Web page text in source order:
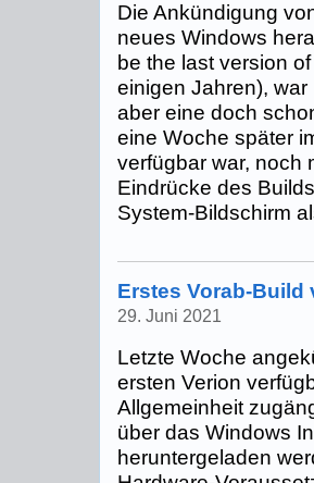
Die Ankündigung
neues Windows
be the last version
einigen Jahren),
aber eine doch
eine Woche später
verfügbar war, noch
Eindrücke des
System-Bildschirm
Erstes Vorab-Build
29. Juni 2021
Letzte Woche
ersten Verion
Allgemeinheit
über das Windows
heruntergeladen